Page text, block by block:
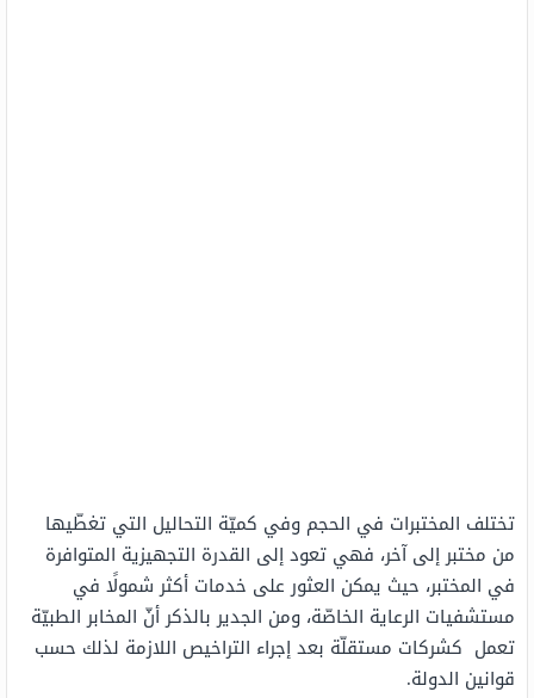
تختلف المختبرات في الحجم وفي كميّة التحاليل التي تغطّيها
من مختبر إلى آخر، فهي تعود إلى القدرة التجهيزية المتوافرة
في المختبر، حيث يمكن العثور على خدمات أكثر شمولًا في
مستشفيات الرعاية الخاصّة، ومن الجدير بالذكر أنّ المخابر الطبيّة
تعمل كشركات مستقلّة بعد إجراء التراخيص اللازمة لذلك حسب
قوانين الدولة.